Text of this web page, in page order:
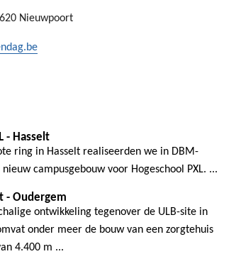
Nieuwpoort
- Hasselt
ring in Hasselt realiseerden we in DBM-
campusgebouw voor Hogeschool PXL. ...
- Oudergem
ontwikkeling tegenover de ULB-site in
onder meer de bouw van een zorgtehuis
4.400 m ...